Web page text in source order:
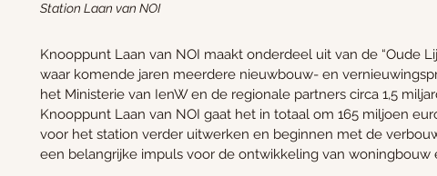
Station Laan van NOI
Knooppunt Laan van NOI maakt onderdeel uit van de “Oude
waar komende jaren meerdere nieuwbouw- en
het Ministerie van IenW en de regionale partners circa 1,5
Knooppunt Laan van NOI gaat het in totaal om 165 miljoen
voor het station verder uitwerken en beginnen met de
een belangrijke impuls voor de ontwikkeling van